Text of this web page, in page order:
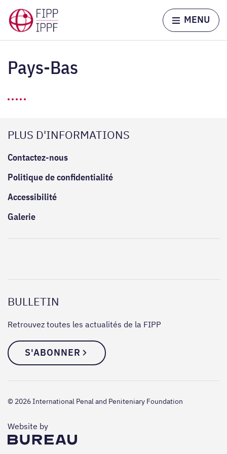
Home page
MENU
Pays-Bas
PLUS D'INFORMATIONS
Contactez-nous
Politique de confidentialité
Accessibilité
Galerie
BULLETIN
Retrouvez toutes les actualités de la FIPP
S'ABONNER
© 2026 International Penal and Peniteniary Foundation
Website byThe Bureau